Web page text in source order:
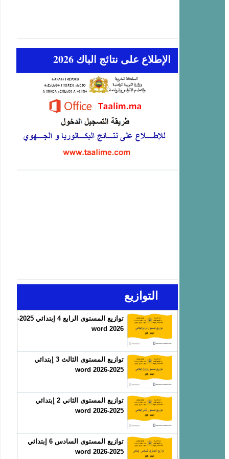
الإطلاع على نتائج الباك 2026
التوازيع
توازيع المستوى الرابع 4 إبتدائي 2025-
2026 word
توازيع المستوى الثالث 3 إبتدائي
2025-2026 word
توازيع المستوى الثاني 2 إبتدائي
2025-2026 word
توازيع المستوى السادس 6 إبتدائي
2025-2026 word